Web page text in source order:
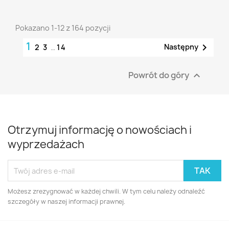
Pokazano 1-12 z 164 pozycji
1 2 3 … 14 Następny 
Powrót do góry 
Otrzymuj informację o nowościach i
wyprzedażach
Możesz zrezygnować w każdej chwili. W tym celu należy odnaleźć
szczegóły w naszej informacji prawnej.